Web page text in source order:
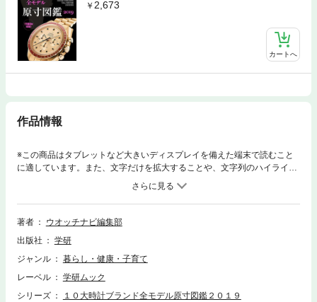
2,673
カートへ
作品情報
※この商品はタブレットなど大きいディスプレイを備えた端末で読むこと
に適しています。また、文字だけを拡大することや、文字列のハイライ
ト、検索、辞書の参照、引用などの機能が使用できません。※電子版では
デバイスによって表示サイズが異なるため「原寸大」は再現できません。
フィリップ、ブライトリング、オメガ、ＩＷＣなど、人気の１０大時計ブ
ランドの現行２０１９年モデルを余すことなく掲載！ 全モデル原寸での掲
かりと検討できる。
著者
ウオッチナビ編集部
出版社
学研
ジャンル
暮らし・健康・子育て
レーベル
学研ムック
シリーズ
１０大時計ブランド全モデル原寸図鑑２０１９